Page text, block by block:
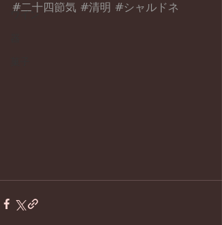
ワイン
#二十四節気 #清明 #シャルドネ